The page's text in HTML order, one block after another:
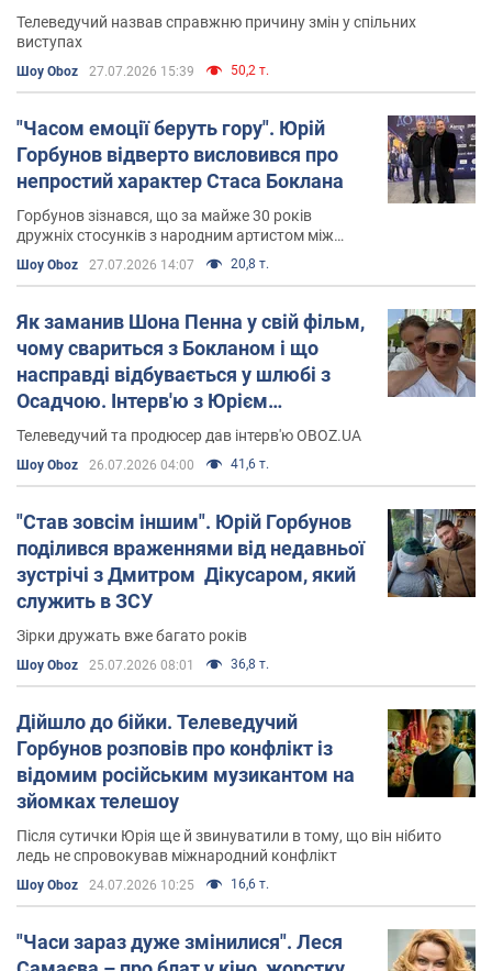
народила дівчинку Поліну.
Катериною Осадчею. Пара має двох спільних дітей:
2021 року).
Телеведучий назвав справжню причину змін у спільних
виступах
Шоу Oboz 27.07.2026 15:39 50,2 т.
"Часом емоції беруть гору". Юрій
Горбунов відверто висловився про
непростий характер Стаса Боклана
Горбунов зізнався, що за майже 30 років
дружніх стосунків з народним артистом між
ними неодноразово виникали перепалки
Шоу Oboz 27.07.2026 14:07 20,8 т.
Як заманив Шона Пенна у свій фільм,
чому свариться з Бокланом і що
насправді відбувається у шлюбі з
Осадчою. Інтерв'ю з Юрієм
Горбуновим
Телеведучий та продюсер дав інтерв'ю OBOZ.UA
Шоу Oboz 26.07.2026 04:00 41,6 т.
"Став зовсім іншим". Юрій Горбунов
поділився враженнями від недавньої
зустрічі з Дмитром Дікусаром, який
служить в ЗСУ
Зірки дружать вже багато років
Шоу Oboz 25.07.2026 08:01 36,8 т.
Дійшло до бійки. Телеведучий
Горбунов розповів про конфлікт із
відомим російським музикантом на
зйомках телешоу
Після сутички Юрія ще й звинуватили в тому, що він нібито
ледь не спровокував міжнародний конфлікт
Шоу Oboz 24.07.2026 10:25 16,6 т.
"Часи зараз дуже змінилися". Леся